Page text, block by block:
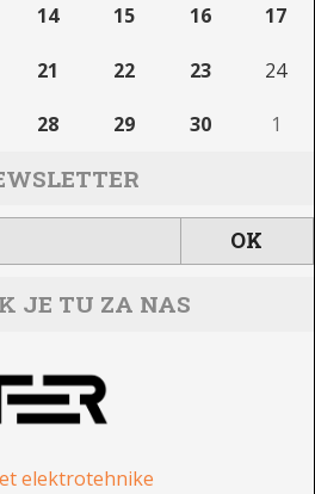
14 15 16 17
21 22 23 24
28 29 30 1
JE TU ZA NAS
elektrotehnike